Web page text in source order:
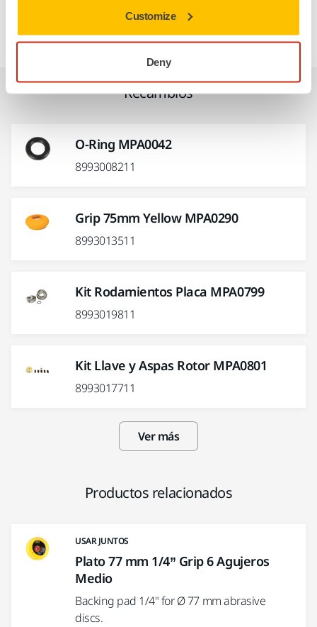
Customize
Deny
Recambios
O-Ring MPA0042
8993008211
Grip 75mm Yellow MPA0290
8993013511
Kit Rodamientos Placa MPA0799
8993019811
Kit Llave y Aspas Rotor MPA0801
8993017711
Ver más
Productos relacionados
USAR JUNTOS
Plato 77 mm 1/4” Grip 6 Agujeros
Medio
Backing pad 1/4" for Ø 77 mm abrasive
discs.